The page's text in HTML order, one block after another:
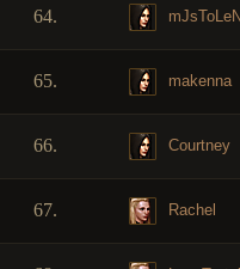
64.
65. makenna
66. Courtney
67. Rachel